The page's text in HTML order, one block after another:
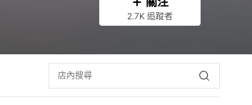
2.7K 追蹤者